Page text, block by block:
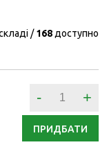
168доступно
- +
ПРИДБАТИ